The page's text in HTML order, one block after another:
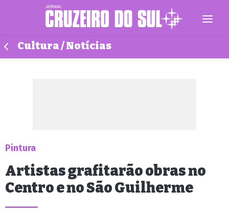
Cultura / Notícias
Pintura
Artistas grafitarão obras no
Centro e no São Guilherme